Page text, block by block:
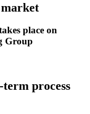
place on
Group
term process